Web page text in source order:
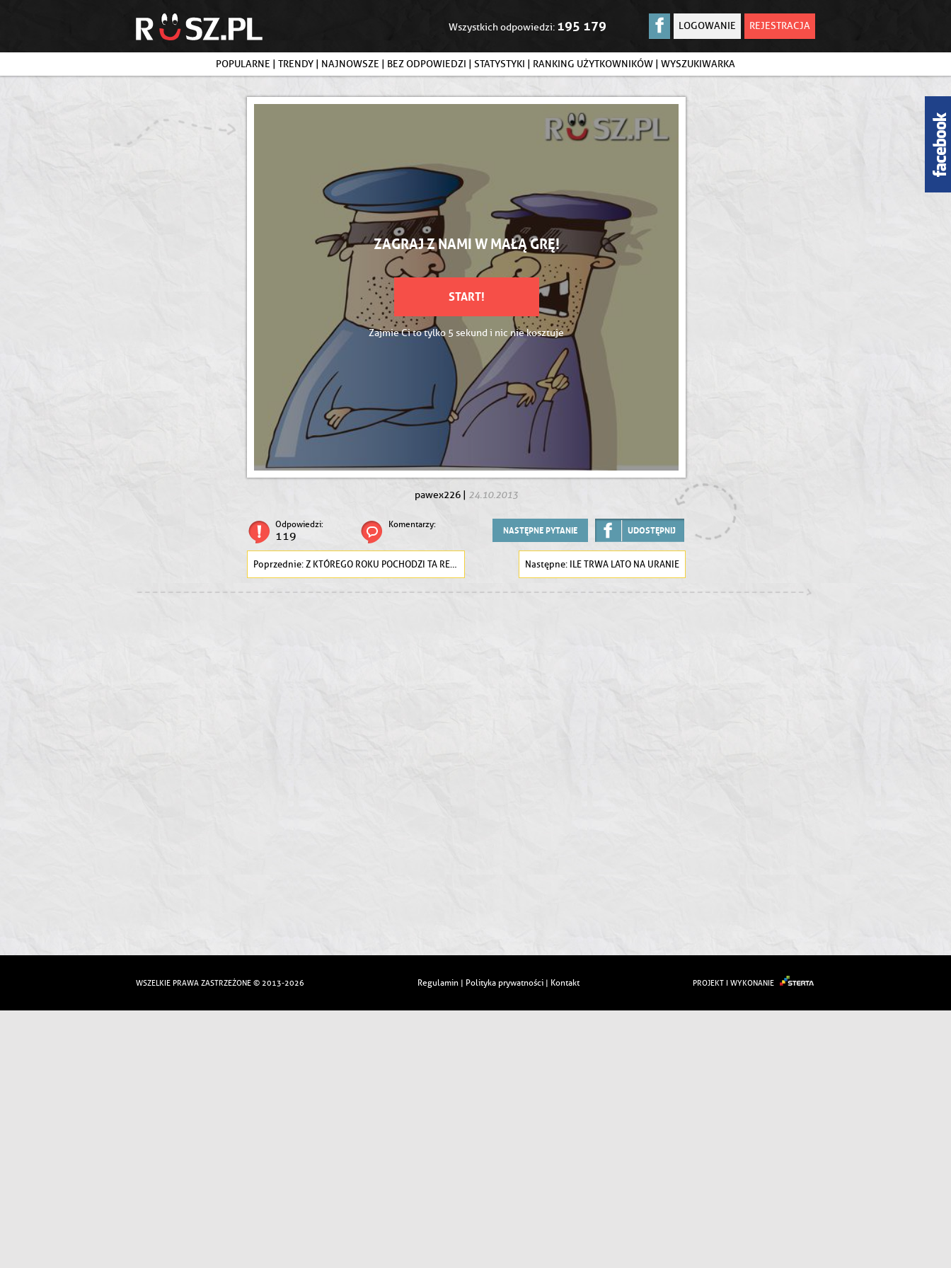
LOGOWANIE REJESTRACJA
Wszystkich odpowiedzi: 195 179
POPULARNE | TRENDY | NAJNOWSZE | BEZ ODPOWIEDZI | STATYSTYKI | RANKING UŻYTKOWNIKÓW | WYSZUKIWARKA
ZAGRAJ Z NAMI W MAŁĄ GRĘ!
START!
Zajmie Ci to tylko 5 sekund i nic nie kosztuje
pawex226 24.10.2013
Odpowiedzi:
119
Komentarzy:
NASTĘPNE PYTANIE UDOSTĘPNIJ
Z KTÓREGO ROKU POCHODZI TA REKLAMA COCA-COLLI ILE TRWA LATO NA URANIE
WSZELKIE PRAWA ZASTRZEŻONE © 2013-2026 PROJEKT I WYKONANIE
Regulamin | Polityka prywatności | Kontakt